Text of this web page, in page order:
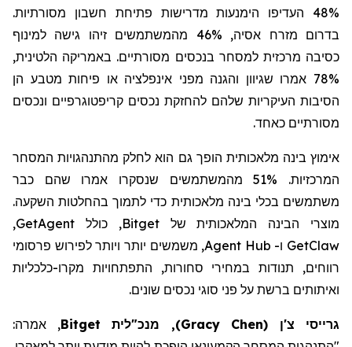
48%
העדיפו הימנעות מדרישות פתיחת חשבון מסורתיות.
בדרום מזרח אסיה, 46% מהמשתמשים זיהו גישה למינוף
כסיבה מרכזית למסחר בנכסים מסורתיים. באמריקה הלטינית,
78% אמרו שגיוון והגנה מפני אינפלציה או פיחות מטבע הן
הסיבות העיקריות שלהם להחזקת נכסים קריפטוגרפיים ונכסים
מסורתיים כאחד.
אימוץ בינה מלאכותית הופך גם הוא לחלק מהתנהגויות המסחר
המרכזיות. 51% מהמשתמשים שנסקרו אמרו שהם כבר
משתמשים בכלי בינה מלאכותית כדי לתמוך בהחלטות השקעה.
מוצרי הבינה המלאכותית שלBitget, כולל GetAgent
,
GetClaw ו- Agent Hub
, משמשים יותר ויותר לפירוש פרסומי
רווחים, תנודות במחירי סחורות, התפתחויות מקרו-כלכליות
ואיתותים ברשת על פני סוגי נכסים שונים.
גרייסי צ'ן (
Gracy Chen
), מנכ"לית Bitget, אמרה: